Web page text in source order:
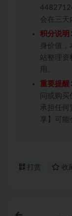
会在三天
积分说明
身价值，
站整理资
用。
重要提醒
问或购
承担任何
享】可能
打赏 收